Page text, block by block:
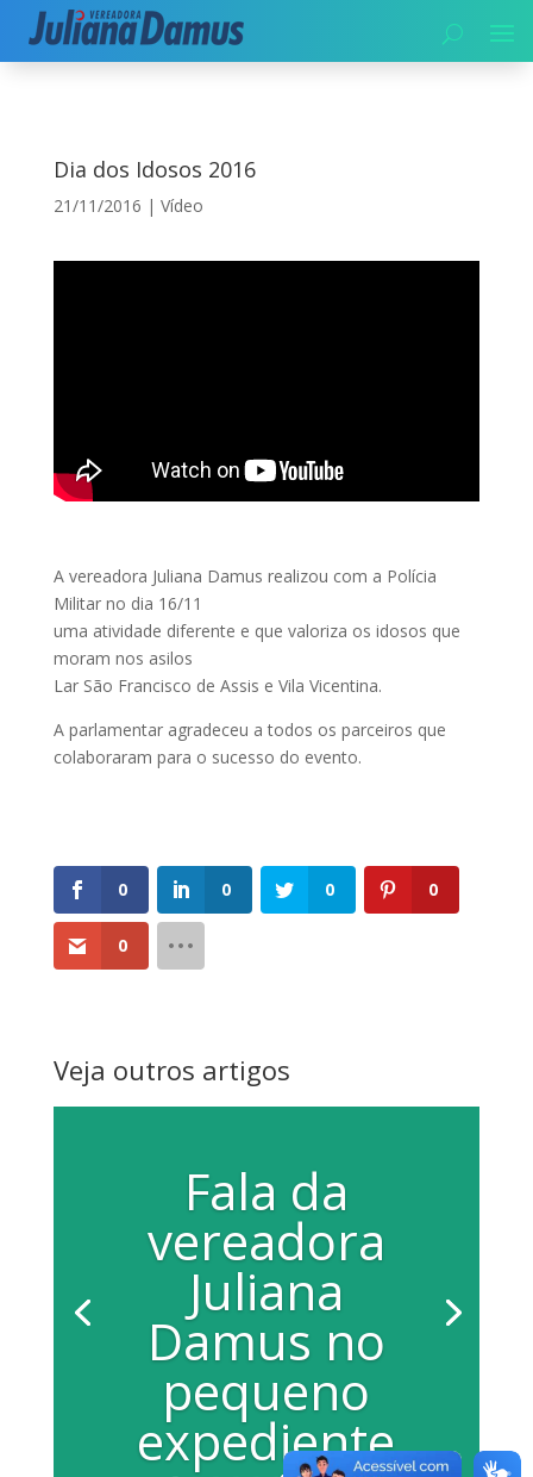
Início|Vídeo|Dia dos Idosos 2016
Dia dos Idosos 2016
21/11/2016 | Vídeo
A vereadora Juliana Damus realizou com a Polícia
Militar no dia 16/11
uma atividade diferente e que valoriza os idosos que
moram nos asilos
Lar São Francisco de Assis e Vila Vicentina.
A parlamentar agradeceu a todos os parceiros que
colaboraram para o sucesso do evento.
0 0 0 0
0
Veja outros artigos
Fala da
vereadora
Juliana
Damus no
pequeno
expediente